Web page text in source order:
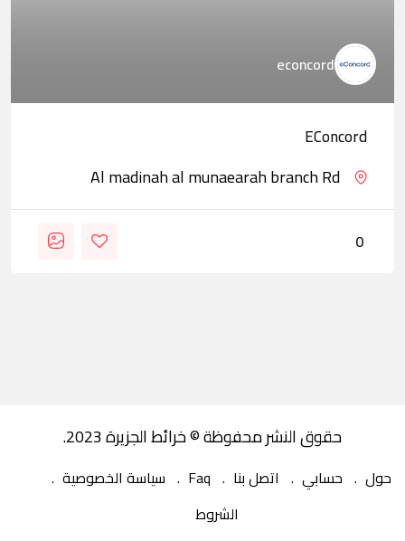
econcord
EConcord
Al madinah al munaearah branch Rd
0
حقوق النشر محفوظة © خرائط الجزيرة 2023.
حول حسابي اتصل بنا Faq
سياسة الخصوصية
الشروط